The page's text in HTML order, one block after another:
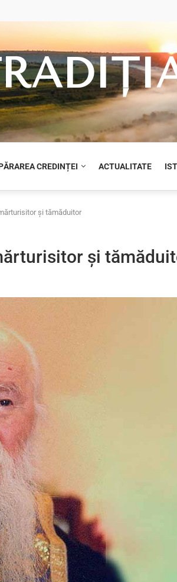
CREDINȚEI ACTUALITATE
și tămăduitor
și